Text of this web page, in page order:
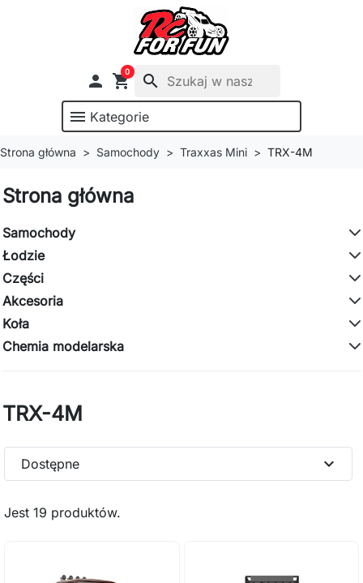
 shopping_cart
0
search
menu Kategorie
Strona główna Samochody Traxxas Mini TRX-4M
Strona główna
Samochody
Łodzie
Części
Akcesoria
Koła
Chemia modelarska
TRX-4M
Jest 19 produktów.
Dostępne expand_more